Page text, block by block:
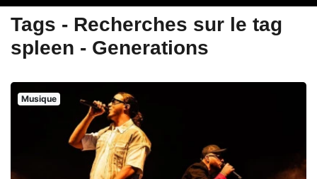
Tags - Recherches sur le tag
spleen - Generations
Musique